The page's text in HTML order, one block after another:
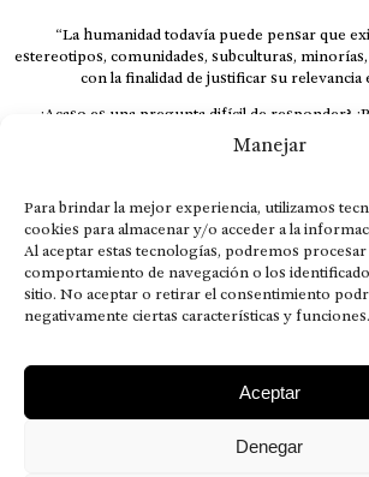
Manejar
Para brindar la mejor experiencia, utilizamos
cookies para almacenar y/o acceder a la
Al aceptar estas tecnologías, podremos
comportamiento de navegación o los
sitio. No aceptar o retirar el consentimiento
negativamente ciertas características y funciones.
Aceptar
Denegar
“La humanidad todavía puede pensar que
estereotipos, comunidades, subculturas,
con la finalidad de justificar su relevancia
¿Acaso es una pregunta difícil de responder?
respuesta al instante, otorgando al receptor
velocidad suficiente para responder
El concepto de familia no está limitado
que surgen en nuestro diario vivir suelen
emparentados. Más bien, el apego de estas dos
queridos mueve ideales provenientes de
This is for nuestra gente.” –